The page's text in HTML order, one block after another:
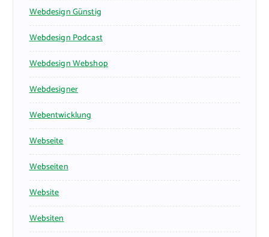
Webdesign Günstig
Webdesign Podcast
Webdesign Webshop
Webdesigner
Webentwicklung
Webseite
Webseiten
Website
Websiten